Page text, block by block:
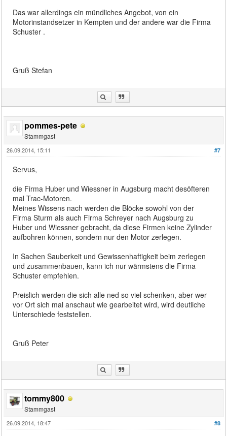
Das war allerdings ein mündliches Angebot, von ein
Motorinstandsetzer in Kempten und der andere war die Firma
Schuster .
Gruß Stefan
pommes-pete
Stammgast
#7
26.09.2014, 15:11
Servus,
die Firma Huber und Wiessner in Augsburg macht desöfteren
mal Trac-Motoren.
Meines Wissens nach werden die Blöcke sowohl von der
Firma Sturm als auch Firma Schreyer nach Augsburg zu
Huber und Wiessner gebracht, da diese Firmen keine Zylinder
aufbohren können, sondern nur den Motor zerlegen.
In Sachen Sauberkeit und Gewissenhaftigkeit beim zerlegen
und zusammenbauen, kann ich nur wärmstens die Firma
Schuster empfehlen.
Preislich werden die sich alle ned so viel schenken, aber wer
vor Ort sich mal anschaut wie gearbeitet wird, wird deutliche
Unterschiede feststellen.
Gruß Peter
tommy800
Stammgast
#8
26.09.2014, 18:47